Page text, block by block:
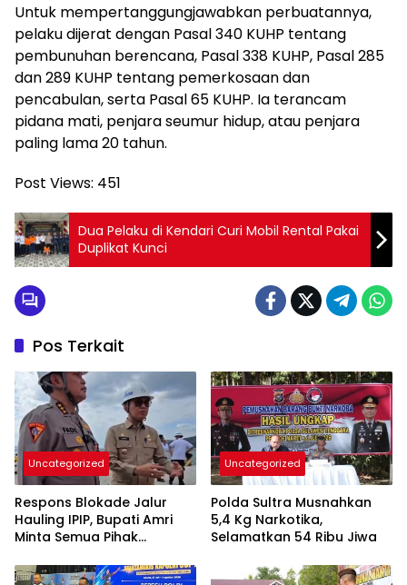
Untuk mempertanggungjawabkan perbuatannya,
pelaku dijerat dengan Pasal 340 KUHP tentang
pembunuhan berencana, Pasal 338 KUHP, Pasal 285
dan 289 KUHP tentang pemerkosaan dan
pencabulan, serta Pasal 65 KUHP. Ia terancam
pidana mati, penjara seumur hidup, atau penjara
paling lama 20 tahun.
Post Views: 451
Dua Pelaku di Kendari Curi Mobil Rental Pakai
Duplikat Kunci
Pos Terkait
Uncategorized
Respons Blokade Jalur
Hauling IPIP, Bupati Amri
Minta Semua Pihak
Kepastian Hukum
Uncategorized
Polda Sultra Musnahkan
5,4 Kg Narkotika,
Selamatkan 54 Ribu Jiwa